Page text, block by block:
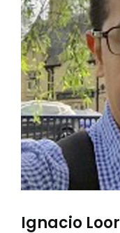
Ignacio Loor